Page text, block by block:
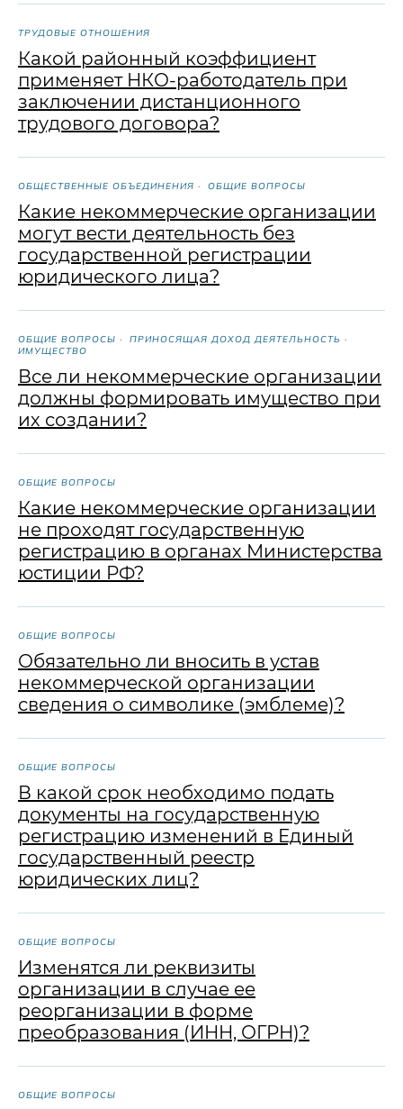
ТРУДОВЫЕ ОТНОШЕНИЯ
Какой районный коэффициент
применяет НКО-работодатель при
заключении дистанционного
трудового договора?
ОБЩЕСТВЕННЫЕ ОБЪЕДИНЕНИЯ ОБЩИЕ ВОПРОСЫ
Какие некоммерческие организации
могут вести деятельность без
государственной регистрации
юридического лица?
ОБЩИЕ ВОПРОСЫ
ПРИНОСЯЩАЯ ДОХОД ДЕЯТЕЛЬНОСТЬ
ИМУЩЕСТВО
Все ли некоммерческие организации
должны формировать имущество при
их создании?
ОБЩИЕ ВОПРОСЫ
Какие некоммерческие организации
не проходят государственную
регистрацию в органах Министерства
юстиции РФ?
ОБЩИЕ ВОПРОСЫ
Обязательно ли вносить в устав
некоммерческой организации
сведения о символике (эмблеме)?
ОБЩИЕ ВОПРОСЫ
В какой срок необходимо подать
документы на государственную
регистрацию изменений в Единый
государственный реестр
юридических лиц?
ОБЩИЕ ВОПРОСЫ
Изменятся ли реквизиты
организации в случае ее
реорганизации в форме
преобразования (ИНН, ОГРН)?
ОБЩИЕ ВОПРОСЫ